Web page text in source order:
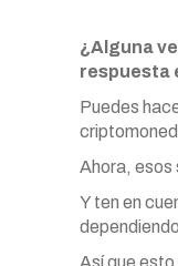
¿Alguna
respuesta
Puedes
Ahora, esos
Y ten en
Así que